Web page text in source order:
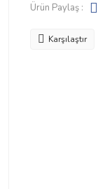
Ürün Paylaş :
Karşılaştır